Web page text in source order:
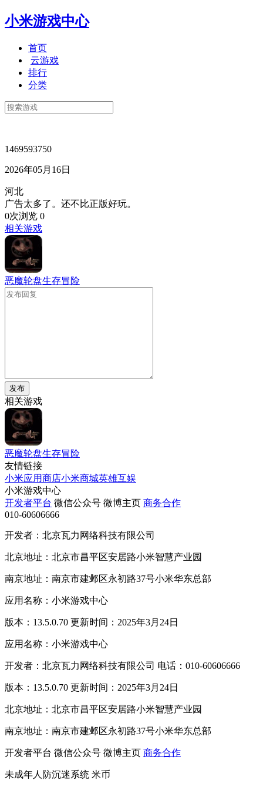
小米游戏中心
首页
云游戏
排行
分类
1469593750
2026年05月16日
河北
广告太多了。还不比正版好玩。
0次浏览 0
相关游戏
恶魔轮盘生存冒险
发布
相关游戏
恶魔轮盘生存冒险
友情链接
小米应用商店小米商城英雄互娱
小米游戏中心
开发者平台 微信公众号 微博主页 商务合作
010-60606666
开发者：北京瓦力网络科技有限公司
北京地址：北京市昌平区安居路小米智慧产业园
南京地址：南京市建邺区永初路37号小米华东总部
应用名称：小米游戏中心
版本：13.5.0.70 更新时间：2025年3月24日
应用名称：小米游戏中心
开发者：北京瓦力网络科技有限公司 电话：010-60606666
版本：13.5.0.70 更新时间：2025年3月24日
北京地址：北京市昌平区安居路小米智慧产业园
南京地址：南京市建邺区永初路37号小米华东总部
开发者平台 微信公众号 微博主页 商务合作
未成年人防沉迷系统 米币